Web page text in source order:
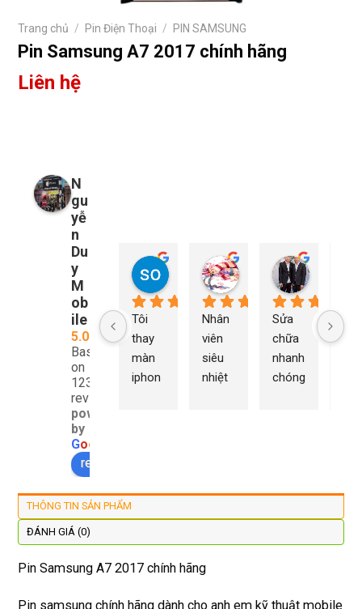
Trang chủ / Pin Điện Thoại / PIN SAMSUNG
Pin Samsung A7 2017 chính hãng
Liên hệ
N
gu
yễ
n
Du
y
M
ob
ile
5.0
Based
on
1232
reviews
powered
by
Goo
review us on
so young
2 năm trước
Tôi
thay
màn
iphon
lại
xịn
My Nguyễn
2 năm trước
Nhân
viên
siêu
nhiệt
tôi sẽ
Sửa
chữa
nhanh
chóng
đây
n
THÔNG TIN SẢN PHẨM
ĐÁNH GIÁ (0)
Pin Samsung A7 2017 chính hãng
Pin samsung chính hãng dành cho anh em kỹ thuật mobile